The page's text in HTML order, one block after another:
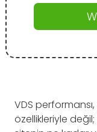
VDS
özellikleriyle değil;